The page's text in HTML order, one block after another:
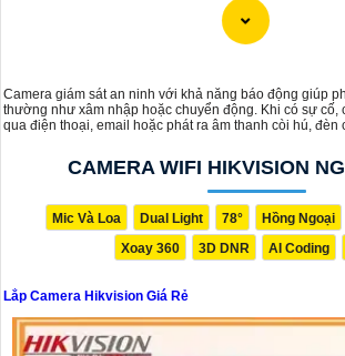
"Chào bạn! Bạn đang cần giải pháp an ninh hiện
cho ngôi nhà hoặc cơ sở kinh doanh của mình?
giúp bạn với dịch vụ lắp đặt camera Hikvision
để được tư vấn chi tiết và nhận ưu đãi hấp dẫn!"
Camera giám sát an ninh với khả năng báo động giúp
thường như xâm nhập hoặc chuyển động. Khi có sự cố,
qua điện thoại, email hoặc phát ra âm thanh còi hú, đèn
bảo vệ an ninh, giúp xua đuổi kẻ xấu và bảo vệ khu vực
CAMERA WIFI HIKVISION
Mic Và Loa Dual Light 78° Hồng Ngoại
Xoay 360
3D DNR AI Coding
Lắp Camera Hikvision Giá Rẻ